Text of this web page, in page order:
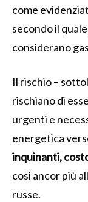
come
secondo il
considerano
Il rischio –
rischiano di
urgenti e
energetica
inquinanti,
così ancor più
russe.